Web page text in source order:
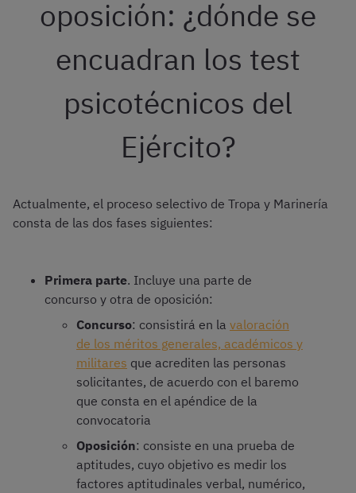
oposición: ¿dónde se
encuadran los test
psicotécnicos del
Ejército?
Actualmente, el proceso selectivo de Tropa y Marinería
consta de las dos fases siguientes:
Primera parte. Incluye una parte de
concurso y otra de oposición:
Concurso: consistirá en la valoración
de los méritos generales, académicos y
militares que acrediten las personas
solicitantes, de acuerdo con el baremo
que consta en el apéndice de la
convocatoria
Oposición: consiste en una prueba de
aptitudes, cuyo objetivo es medir los
factores aptitudinales verbal, numérico,